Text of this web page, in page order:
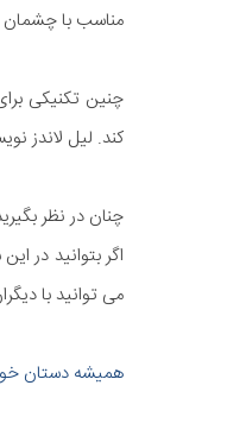
مناسب با چشمان
چنین تکنیکی
کند. لیل لاندز
چنان در نظر
اگر بتوانید در
می توانید با
همیشه دستان